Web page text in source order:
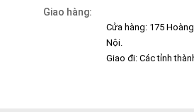
Giao hàng:
Cửa hàng: 175
Nội.
Giao đi: Các tỉnh